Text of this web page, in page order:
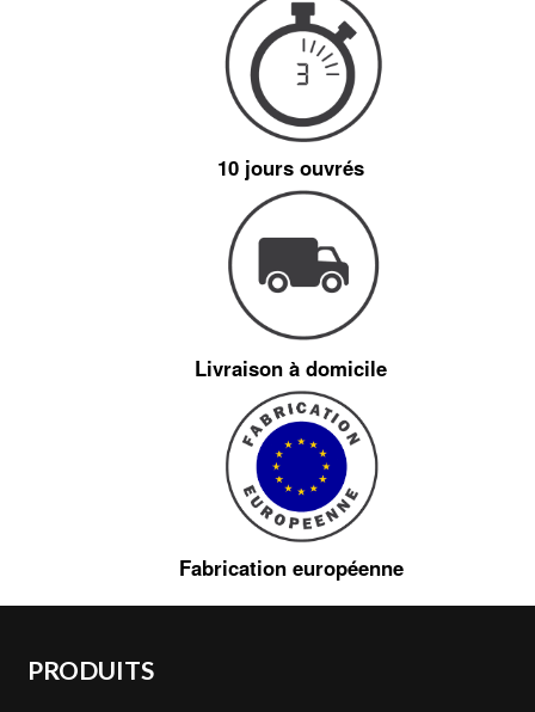
10 jours ouvrés
Livraison à domicile
Fabrication européenne
PRODUITS